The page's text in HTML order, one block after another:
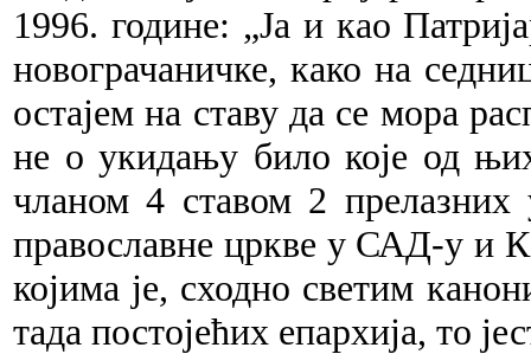
1996. године: „Ја и као
новограчаничке, како на
остајем на ставу да се мора
не о укидању било које од
чланом 4 ставом 2
православне цркве у САД-у и
којима је, сходно светим
тада постојећих епархија, то